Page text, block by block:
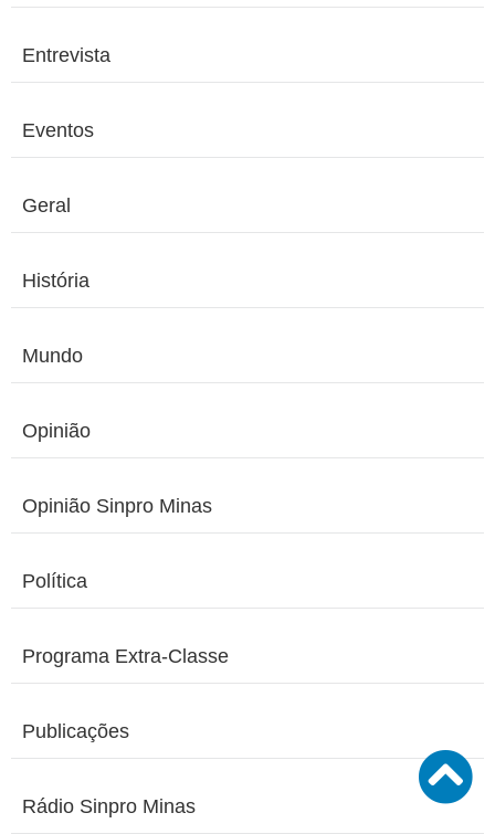
Entrevista
Eventos
Geral
História
Mundo
Opinião
Opinião Sinpro Minas
Política
Programa Extra-Classe
Publicações
Rádio Sinpro Minas